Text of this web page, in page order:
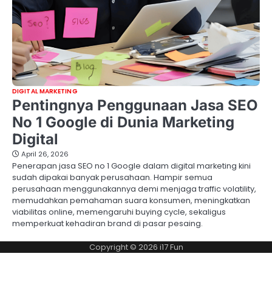
DIGITAL MARKETING
Pentingnya Penggunaan Jasa SEO
No 1 Google di Dunia Marketing
Digital
April 26, 2026
Penerapan jasa SEO no 1 Google dalam digital marketing kini
sudah dipakai banyak perusahaan. Hampir semua
perusahaan menggunakannya demi menjaga traffic volatility,
memudahkan pemahaman suara konsumen, meningkatkan
viabilitas online, memengaruhi buying cycle, sekaligus
memperkuat kehadiran brand di pasar pesaing.
Copyright © 2026 i17 Fun